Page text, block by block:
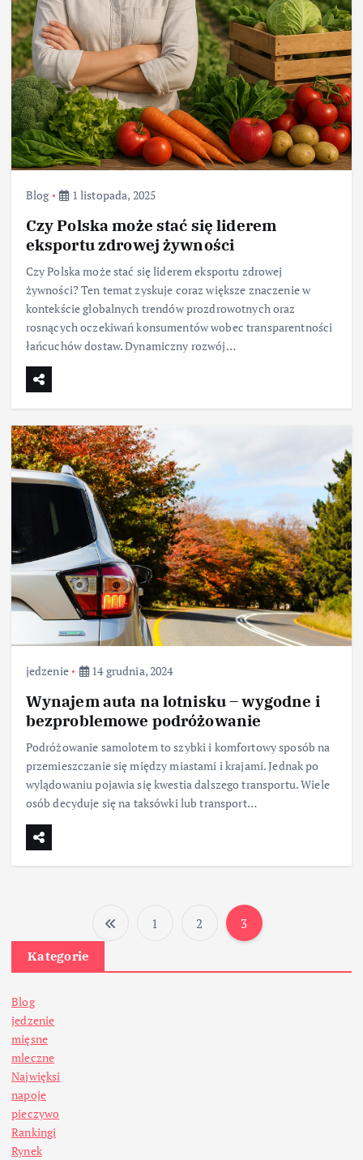
Blog 1 listopada, 2025
Czy Polska może stać się liderem
eksportu zdrowej żywności
Czy Polska może stać się liderem eksportu zdrowej
żywności? Ten temat zyskuje coraz większe znaczenie w
kontekście globalnych trendów prozdrowotnych oraz
rosnących oczekiwań konsumentów wobec transparentności
łańcuchów dostaw. Dynamiczny rozwój…
jedzenie 14 grudnia, 2024
Wynajem auta na lotnisku – wygodne i
bezproblemowe podróżowanie
Podróżowanie samolotem to szybki i komfortowy sposób na
przemieszczanie się między miastami i krajami. Jednak po
wylądowaniu pojawia się kwestia dalszego transportu. Wiele
osób decyduje się na taksówki lub transport…
S
t
1 2 3
Kategorie
Blog
jedzenie
mięsne
mleczne
Najwięksi
napoje
pieczywo
Rankingi
Rynek